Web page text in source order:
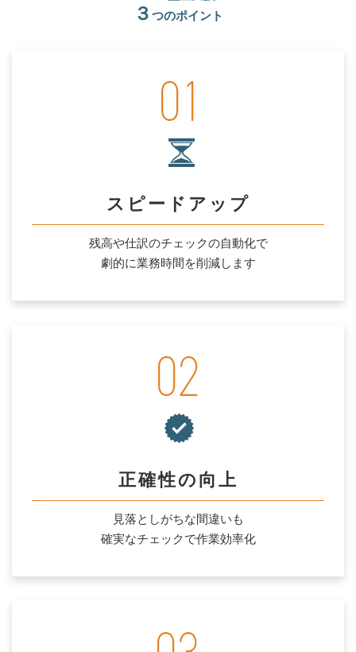
３ つのポイント
スピードアップ
残高や仕訳のチェックの自動化で
劇的に業務時間を削減します
正確性の向上
見落としがちな間違いも
確実なチェックで作業効率化